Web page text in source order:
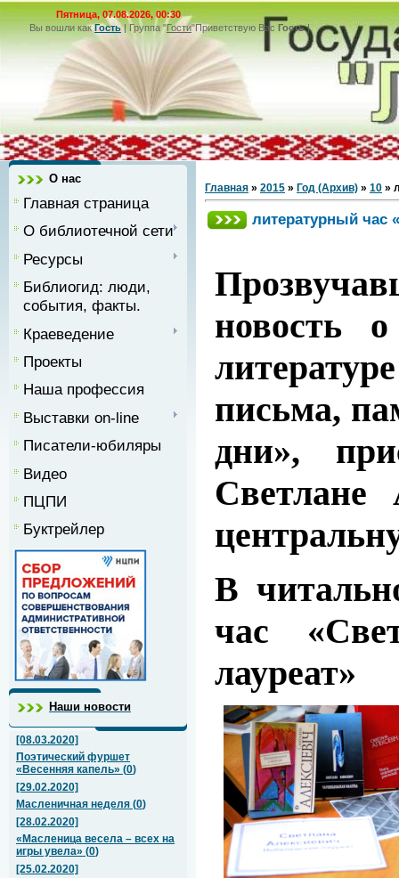
Пятница, 07.08.2026, 00:30
Вы вошли как Гость|Группа"Гости"Приветствую Вас Гость|
О нас
Главная страница
О библиотечной сети
Ресурсы
Библиогид: люди,
события, факты.
Краеведение
Проекты
Наша профессия
Выставки on-line
Писатели-юбиляры
Видео
ПЦПИ
Буктрейлер
Наши новости
[08.03.2020]
Поэтический фуршет
«Весенняя капель» (0)
[29.02.2020]
Масленичная неделя (0)
[28.02.2020]
«Масленица весела – всех на
игры увела» (0)
[25.02.2020]
Главная » 2015 » Год (Архив) » 10 »
литературный час
новость
письма,
дни»,
Светлане
В
час
лауреат»